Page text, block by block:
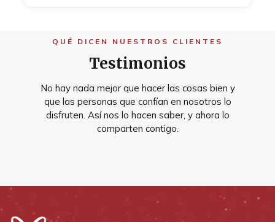
QUÉ DICEN NUESTROS CLIENTES
Testimonios
No hay nada mejor que hacer las cosas bien y
que las personas que confían en nosotros lo
disfruten. Así nos lo hacen saber, y ahora lo
comparten contigo.